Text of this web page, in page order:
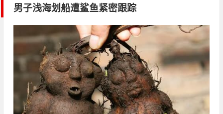
男子浅海划船遭鲨鱼紧密跟踪